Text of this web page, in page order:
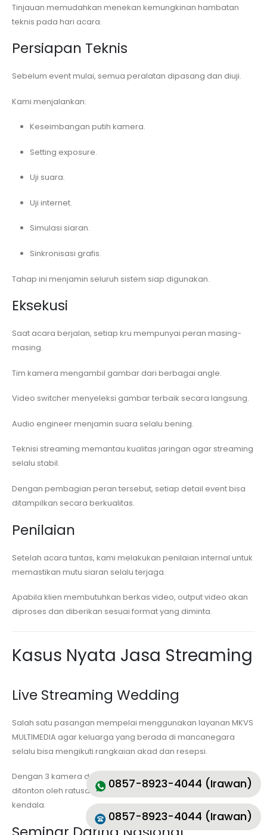
Tinjauan memudahkan menekan kemungkinan hambatan
teknis pada hari acara.
Persiapan Teknis
Sebelum event mulai, semua peralatan dipasang dan diuji.
Kami menjalankan:
Keseimbangan putih kamera.
Setting exposure.
Uji suara.
Uji internet.
Simulasi siaran.
Sinkronisasi grafis.
Tahap ini menjamin seluruh sistem siap digunakan.
Eksekusi
Saat acara berjalan, setiap kru mempunyai peran masing-
masing.
Tim kamera mengambil gambar dari berbagai angle.
Video switcher menyeleksi gambar terbaik secara langsung.
Audio engineer menjamin suara selalu bening.
Teknisi streaming memantau kualitas jaringan agar streaming
selalu stabil.
Dengan pembagian peran tersebut, setiap detail event bisa
ditampilkan secara berkualitas.
Penilaian
Setelah acara tuntas, kami melakukan penilaian internal untuk
memastikan mutu siaran selalu terjaga.
Apabila klien membutuhkan berkas video, output video akan
diproses dan diberikan sesuai format yang diminta.
Kasus Nyata Jasa Streaming
Live Streaming Wedding
Salah satu pasangan mempelai menggunakan layanan MKVS
MULTIMEDIA agar keluarga yang berada di mancanegara
selalu bisa mengikuti rangkaian akad dan resepsi.
Dengan 3 kamera dan grafis berkualitas, event sukses
ditonton oleh ratusan pemirsa dengan bersamaan tanpa
kendala.
0857-8923-4044 (Irawan)
0857-8923-4044 (Irawan)